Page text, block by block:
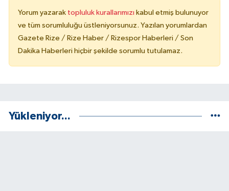
Yorum yazarak topluluk kurallarımızı kabul etmiş bulunuyor
ve tüm sorumluluğu üstleniyorsunuz. Yazılan yorumlardan
Gazete Rize / Rize Haber / Rizespor Haberleri / Son
Dakika Haberleri hiçbir şekilde sorumlu tutulamaz.
Yükleniyor...